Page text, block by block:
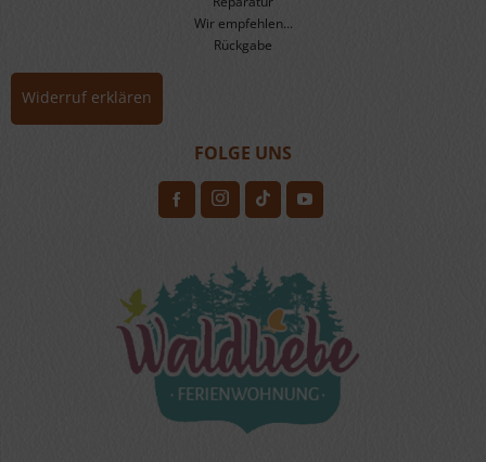
Wir empfehlen...
Rückgabe
Widerruf erklären
FOLGE UNS
H F